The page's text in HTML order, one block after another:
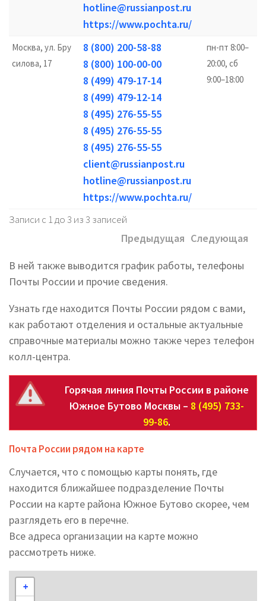
hotline@russianpost.ru
https://www.pochta.ru/
Москва, ул. Бру
силова, 17
8 (800) 200-58-88
8 (800) 100-00-00
8 (499) 479-17-14
8 (499) 479-12-14
8 (495) 276-55-55
8 (495) 276-55-55
8 (495) 276-55-55
client@russianpost.ru
hotline@russianpost.ru
https://www.pochta.ru/
пн-пт 8:00–
20:00, сб
9:00–18:00
Записи с 1 до 3 из 3 записей
Предыдущая Следующая
В ней также выводится график работы, телефоны
Почты России и прочие сведения.
Узнать где находится Почты России рядом с вами,
как работают отделения и остальные актуальные
справочные материалы можно также через телефон
колл-центра.
Горячая линия Почты России в районе
Южное Бутово Москвы – 8 (495) 733-
99-86.
Почта России рядом на карте
Случается, что с помощью карты понять, где
находится ближайшее подразделение Почты
России на карте района Южное Бутово скорее, чем
разглядеть его в перечне.
Все адреса организации на карте можно
рассмотреть ниже.
+